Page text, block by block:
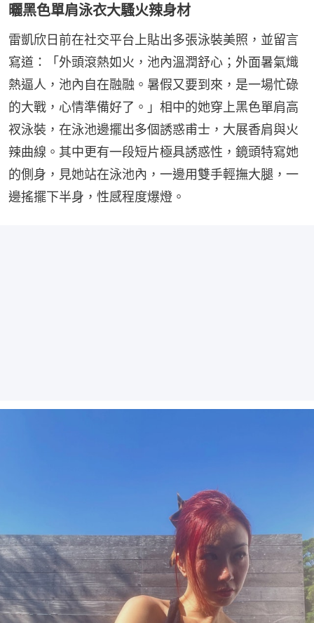
曬黑色單肩泳衣大騷火辣身材
雷凱欣日前在社交平台上貼出多張泳裝美照，並留言
寫道：「外頭滾熱如火，池內溫潤舒心；外面暑氣熾
熱逼人，池內自在融融。暑假又要到來，是一場忙碌
的大戰，心情準備好了。」相中的她穿上黑色單肩高
衩泳裝，在泳池邊擺出多個誘惑甫士，大展香肩與火
辣曲線。其中更有一段短片極具誘惑性，鏡頭特寫她
的側身，見她站在泳池內，一邊用雙手輕撫大腿，一
邊搖擺下半身，性感程度爆燈。